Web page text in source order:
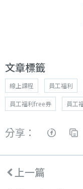
文章標籤
線上課程 員工福利
員工福利free券 員工
分享：
上一篇